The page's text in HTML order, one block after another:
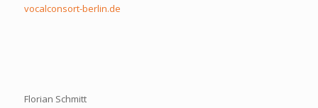
vocalconsort-berlin.de
Florian Schmitt